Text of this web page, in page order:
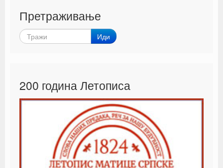
Претраживање
Иди
200 година Летописа